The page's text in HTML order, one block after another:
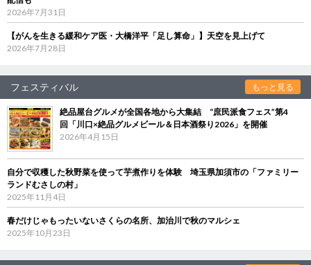
2026年7月31日
【がんを生きる緩和ケア医・大橋洋平「足し算命」】天空を見上げて
2026年7月28日
フェスティバル もっと見る
絶品屋台グルメが全国各地から大集結 “庶民派食フェス”第4
回「川口×絶品グルメビール＆日本酒祭り2026」を開催
2026年4月15日
自分で収穫した秋野菜を使って芋煮作りを体験 埼玉県加須市の「ファミリー
ランドむさしの村」
2025年11月4日
春だけじゃもったいないさくらの名所、加治川で秋のマルシェ
2025年10月23日